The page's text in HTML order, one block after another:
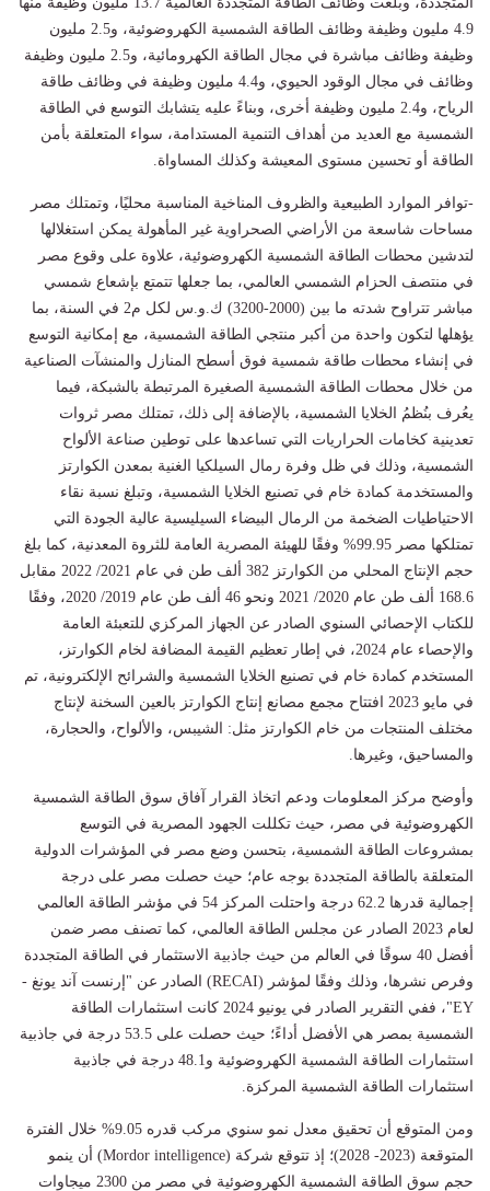
4.9 مليون وظيفة وظائف الطاقة الشمسية الكهروضوئية، و2.5 مليون
وظيفة وظائف مباشرة في مجال الطاقة الكهرومائية، و2.5 مليون وظيفة
وظائف في مجال الوقود الحيوي، و4.4 مليون وظيفة في وظائف طاقة
الرياح، و2.4 مليون وظيفة أخرى، وبناءً عليه يتشابك التوسع في الطاقة
الشمسية مع العديد من أهداف التنمية المستدامة، سواء المتعلقة بأمن
الطاقة أو تحسين مستوى المعيشة وكذلك المساواة.
-توافر الموارد الطبيعية والظروف المناخية المناسبة محليًا، وتمتلك مصر
مساحات شاسعة من الأراضي الصحراوية غير المأهولة يمكن استغلالها
لتدشين محطات الطاقة الشمسية الكهروضوئية، علاوة على وقوع مصر
في منتصف الحزام الشمسي العالمي، بما جعلها تتمتع بإشعاع شمسي
مباشر تتراوح شدته ما بين (2000-3200) ك.و.س لكل م2 في السنة، بما
يؤهلها لتكون واحدة من أكبر منتجي الطاقة الشمسية، مع إمكانية التوسع
في إنشاء محطات طاقة شمسية فوق أسطح المنازل والمنشآت الصناعية
من خلال محطات الطاقة الشمسية الصغيرة المرتبطة بالشبكة، فيما
يعُرف بنُظمُ الخلايا الشمسية، بالإضافة إلى ذلك، تمتلك مصر ثروات
تعدينية كخامات الحراريات التي تساعدها على توطين صناعة الألواح
الشمسية، وذلك في ظل وفرة رمال السيلكيا الغنية بمعدن الكوارتز
والمستخدمة كمادة خام في تصنيع الخلايا الشمسية، وتبلغ نسبة نقاء
الاحتياطيات الضخمة من الرمال البيضاء السيليسية عالية الجودة التي
تمتلكها مصر 99.95% وفقًا للهيئة المصرية العامة للثروة المعدنية، كما بلغ
حجم الإنتاج المحلي من الكوارتز 382 ألف طن في عام 2021/ 2022 مقابل
168.6 ألف طن عام 2020/ 2021 ونحو 46 ألف طن عام 2019/ 2020، وفقًا
للكتاب الإحصائي السنوي الصادر عن الجهاز المركزي للتعبئة العامة
والإحصاء عام 2024، في إطار تعظيم القيمة المضافة لخام الكوارتز،
المستخدم كمادة خام في تصنيع الخلايا الشمسية والشرائح الإلكترونية، تم
في مايو 2023 افتتاح مجمع مصانع إنتاج الكوارتز بالعين السخنة لإنتاج
مختلف المنتجات من خام الكوارتز مثل: الشيبس، والألواح، والحجارة،
والمساحيق، وغيرها.
وأوضح مركز المعلومات ودعم اتخاذ القرار آفاق سوق الطاقة الشمسية
الكهروضوئية في مصر، حيث تكللت الجهود المصرية في التوسع
بمشروعات الطاقة الشمسية، بتحسن وضع مصر في المؤشرات الدولية
المتعلقة بالطاقة المتجددة بوجه عام؛ حيث حصلت مصر على درجة
إجمالية قدرها 62.2 درجة واحتلت المركز 54 في مؤشر الطاقة العالمي
لعام 2023 الصادر عن مجلس الطاقة العالمي، كما تصنف مصر ضمن
أفضل 40 سوقًا في العالم من حيث جاذبية الاستثمار في الطاقة المتجددة
وفرص نشرها، وذلك وفقًا لمؤشر (RECAI) الصادر عن "إرنست آند يونغ -
EY"، ففي التقرير الصادر في يونيو 2024 كانت استثمارات الطاقة
الشمسية بمصر هي الأفضل أداءً؛ حيث حصلت على 53.5 درجة في جاذبية
استثمارات الطاقة الشمسية الكهروضوئية و48.1 درجة في جاذبية
استثمارات الطاقة الشمسية المركزة.
ومن المتوقع أن تحقيق معدل نمو سنوي مركب قدره 9.05% خلال الفترة
المتوقعة (2023- 2028)؛ إذ تتوقع شركة (Mordor intelligence) أن ينمو
حجم سوق الطاقة الشمسية الكهروضوئية في مصر من 2300 ميجاوات